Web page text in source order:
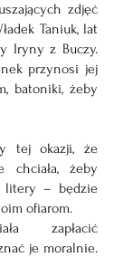
zdjęć
Taniuk, lat
Iryny z Buczy.
przynosi jej
batoniki, żeby
tej okazji, że
chciała, żeby
litery – będzie
ofiarom.
zapłacić
je moralnie.